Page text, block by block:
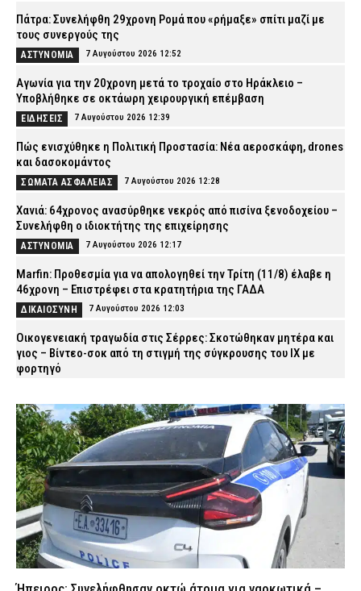
Πάτρα: Συνελήφθη 29χρονη Ρομά που «ρήμαξε» σπίτι μαζί με
τους συνεργούς της
ΑΣΤΥΝΟΜΙΑ 7 Αυγούστου 2026 12:52
Αγωνία για την 20χρονη μετά το τροχαίο στο Ηράκλειο –
Υποβλήθηκε σε οκτάωρη χειρουργική επέμβαση
ΕΙΔΗΣΕΙΣ 7 Αυγούστου 2026 12:39
Πώς ενισχύθηκε η Πολιτική Προστασία: Νέα αεροσκάφη, drones
και δασοκομάντος
ΣΩΜΑΤΑ ΑΣΦΑΛΕΙΑΣ 7 Αυγούστου 2026 12:28
Χανιά: 64χρονος ανασύρθηκε νεκρός από πισίνα ξενοδοχείου –
Συνελήφθη ο ιδιοκτήτης της επιχείρησης
ΑΣΤΥΝΟΜΙΑ 7 Αυγούστου 2026 12:17
Marfin: Προθεσμία για να απολογηθεί την Τρίτη (11/8) έλαβε η
46χρονη – Επιστρέφει στα κρατητήρια της ΓΑΔΑ
ΔΙΚΑΙΟΣΥΝΗ 7 Αυγούστου 2026 12:03
Οικογενειακή τραγωδία στις Σέρρες: Σκοτώθηκαν μητέρα και
γιος – Βίντεο-σοκ από τη στιγμή της σύγκρουσης του ΙΧ με
φορτηγό
Συνελήφθη 31χρονος στη Γερμανία – Φέρεται να είναι μέλος του
εκτελεστικού βραχίονα της Greek Mafia
ΑΣΤΥΝΟΜΙΑ 7 Αυγούστου 2026 11:40
Σπιτάκια ανακύκλωσης: Η πολιτική παρωδία ΝΔ και ΠΑΣΟΚ που
έγινε… τσίρκο
ΠΟΛΙΤΙΚΗ 7 Αυγούστου 2026 11:29
Επιχειρήσεις της ΕΛ.ΑΣ. για την αντιμετώπιση της
εγκληματικότητας στην Πελοπόννησο – Συνελήφθησαν 31